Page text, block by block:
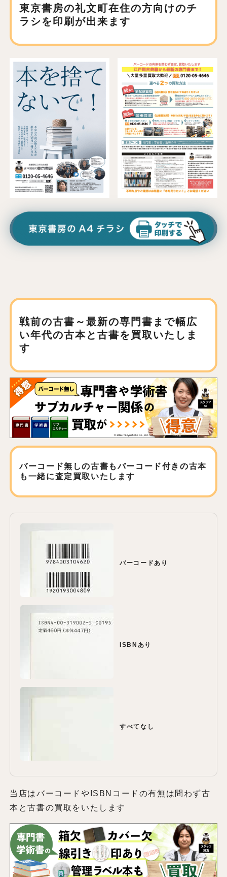
東京書房の礼文町在住の方向けのチ
ラシを印刷が出来ます
戦前の古書～最新の専門書まで幅広
い年代の古本と古書を買取いたしま
す
バーコード無しの古書もバーコード付きの古本
も 一緒に査定買取いたします
バーコードあり
ISBNあり
すべてなし
当店はバーコードやISBNコードの有無は問わず古
本と古書の買取をいたします